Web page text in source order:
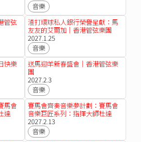
音樂
管弦
渣打環球私人銀行榮譽呈獻：馬
友友的艾爾加｜香港管弦樂團
2027.1.25
音樂
快樂
送馬迎羊新春盛會｜香港管弦樂
團
2027.2.3
音樂
馬會
達
的
團
賽馬會齊奏音樂夢計劃：賽馬會
音樂巨匠系列：指揮大師杜達
美：貝多芬第九交響曲｜香港管
弦樂團
2027.2.13
音樂